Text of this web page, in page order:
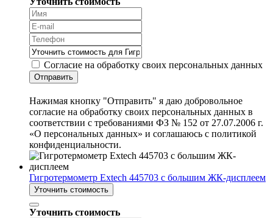
Согласие на обработку своих персональных данных
Отправить
Нажимая кнопку "Отправить" я даю добровольное
согласие на обработку своих персональных данных в
соответствии с требованиями ФЗ № 152 от 27.07.2006 г.
«О персональных данных» и соглашаюсь с политикой
конфиденциальности.
Гигротермометр Extech 445703 с большим ЖК-дисплеем
Уточнить стоимость
Уточнить стоимость